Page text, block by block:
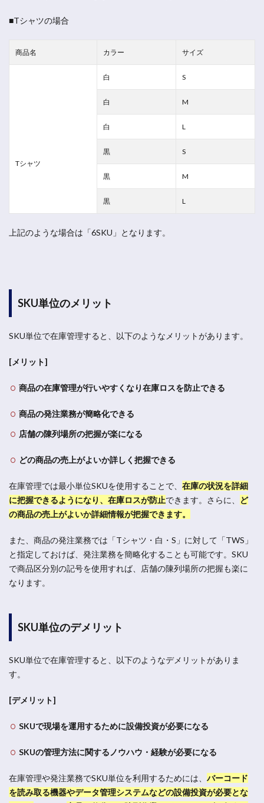
■Tシャツの場合
商品名 カラー サイズ
Tシャツ
白 S
白 M
白 L
黒 S
黒 M
黒 L
上記のような場合は「6SKU」となります。
SKU単位のメリット
SKU単位で在庫管理すると、以下のようなメリットがあります。
[メリット]
商品の在庫管理が行いやすくなり在庫ロスを防止できる
商品の発注業務が簡略化できる
店舗の陳列場所の把握が楽になる
どの商品の売上がよいか詳しく把握できる
在庫管理では最小単位SKUを使用することで、 在庫の状況を詳細
に把握できるようになり、在庫ロスが防止できます。さらに、
ど
の商品の売上がよいか詳細情報が把握できます。
また、商品の発注業務では「Tシャツ・白・S」に対して「TWS」
と指定しておけば、発注業務を簡略化することも可能です。SKU
で商品区分別の記号を使用すれば、店舗の陳列場所の把握も楽に
なります。
SKU単位のデメリット
SKU単位で在庫管理すると、以下のようなデメリットがありま
す。
[デメリット]
SKUで現場を運用するために設備投資が必要になる
SKUの管理方法に関するノウハウ・経験が必要になる
在庫管理や発注業務でSKU単位を利用するためには、 バーコード
を読み取る機器やデータ管理システムなどの設備投資が必要とな